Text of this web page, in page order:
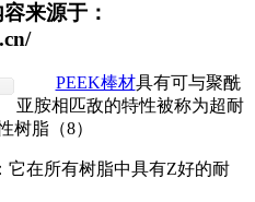
来源于：
PEEK棒材具有可与聚酰
亚胺相匹敌的特性被称为超耐
树脂（8）
它在所有树脂中具有Z好的耐